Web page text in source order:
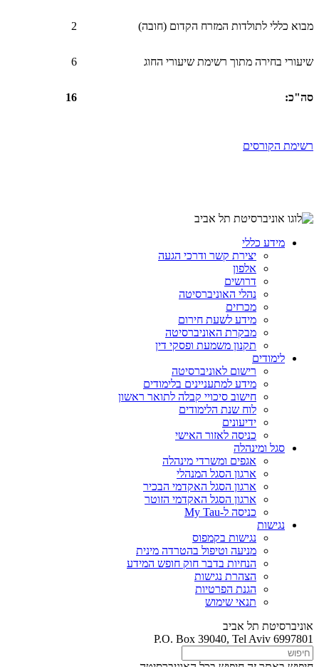
מבוא כללי לתולדות המזרח הקדום (חובה) 2
שיעורי בחירה מתוך רשימת שיעורי החוג 6
סה"כ:
16
רשימת הקורסים
מידע כללי
יצירת קשר ודרכי הגעה
אלפון
דרושים
נהלי האוניברסיטה
מכרזים
מידע לשעת חירום
מבקרת האוניברסיטה
תקנון משמעת ופסקי דין
לימודים
רישום לאוניברסיטה
מידע למתעניינים בלימודים
חישוב סיכויי קבלה לתואר ראשון
לוח שנת הלימודים
ידיעונים
כניסה לאזור האישי
סגל ומינהלה
אגפים ומשרדי מינהלה
ארגון הסגל המנהלי
ארגון הסגל האקדמי הבכיר
ארגון הסגל האקדמי הזוטר
כניסה ל-My Tau
נגישות
נגישות בקמפוס
מניעה וטיפול בהטרדה מינית
הנחיות בדבר חוק חופש המידע
הצהרת נגישות
הגנת הפרטיות
תנאי שימוש
אוניברסיטת תל אביב
P.O. Box 39040, Tel Aviv 6997801